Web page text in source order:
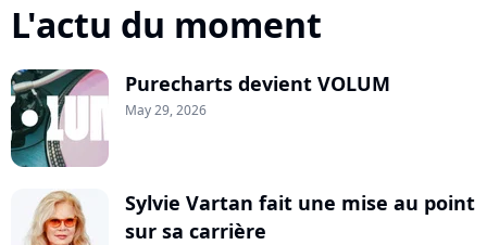
L'actu du moment
Purecharts devient VOLUM
May 29, 2026
Sylvie Vartan fait une mise au point
sur sa carrière